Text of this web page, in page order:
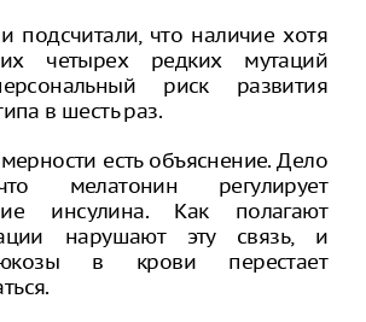
подсчитали, что наличие хотя
четырех редких мутаций
риск развития
в шесть раз.
есть объяснение. Дело
мелатонин регулирует
инсулина. Как полагают
нарушают эту связь, и
в крови перестает